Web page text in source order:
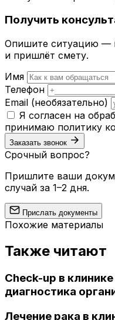
Получить
Опишите ситуацию —
и пришлёт смету.
Имя
Телефон
Email (необязательно)
Я согласен на
принимаю политику
Заказать звонок
Срочный вопрос?
Пришлите ваши
случай за 1–2 дня.
Прислать документы
Похожие материалы
Также читают
Check-up в
диагностика
Лечение рака в